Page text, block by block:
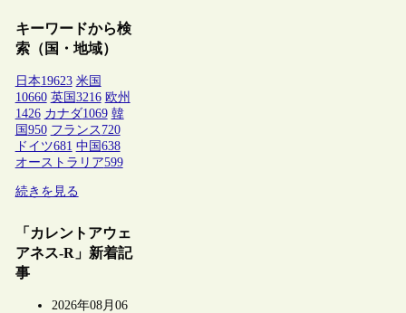
キーワードから検
索（国・地域）
日本19623 米国
10660 英国 3216 欧州
1426 カナダ1069 韓
国 950 フランス 720
ドイツ681 中国 638
オーストラリア599
続きを見る
「カレントアウェ
アネス-R」新着記
事
2026年08月06